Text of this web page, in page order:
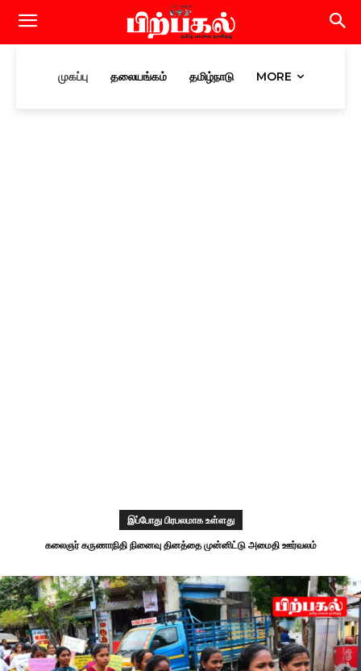
முகப்பு தலையங்கம் தமிழ்நாடு MORE
இப்போது பிரபலமாக உள்ளது
கலைஞர் கருணாநிதி நினைவு தினத்தை முன்னிட்டு அமைதி ஊர்வலம்